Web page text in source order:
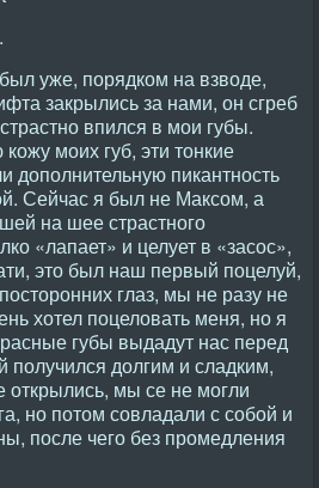
уже, порядком на взводе,
закрылись за нами, он сгреб
впился в мои губы.
моих губ, эти тонкие
дополнительную пикантность
Сейчас я был не Максом, а
на шее страстного
«лапает» и целует в «засос»,
это был наш первый поцелуй,
глаз, мы не разу не
хотел поцеловать меня, но я
губы выдадут нас перед
долгим и сладким,
мы се не могли
но потом совладали с собой и
после чего без промедления